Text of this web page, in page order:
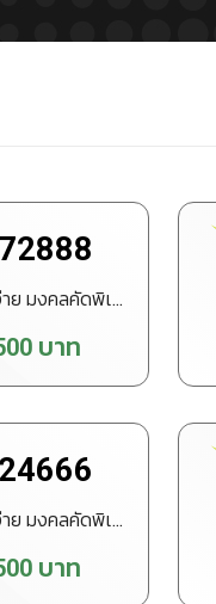
เบอร์สวยเบอร์จำง่าย มงคลคัดพิเศษ
บาท
อ
เบอร์สวยเบอร์จำง่าย มงคลคัดพิเศษ
บาท